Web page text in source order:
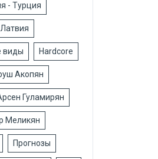
- Турция
виды Hardcore
Акопян
Гуламирян
Меликян
Прогнозы